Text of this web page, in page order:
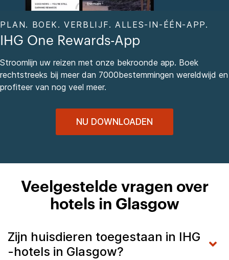
PLAN. BOEK. VERBLIJF. ALLES-IN-ÉÉN-APP.
IHG One Rewards-App
Stroomlijn uw reizen met onze bekroonde app. Boek
rechtstreeks bij meer dan 7000bestemmingen wereldwijd en
profiteer van nog veel meer.
NU DOWNLOADEN
Veelgestelde vragen over
hotels in Glasgow
Zijn huisdieren toegestaan in IHG
-hotels in Glasgow?